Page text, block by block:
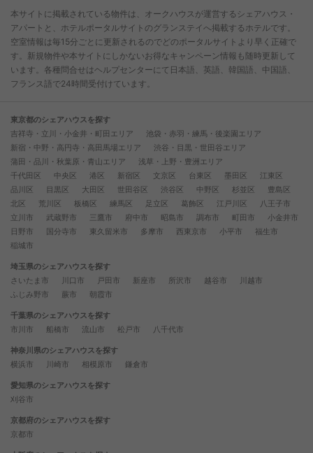
本サイトに掲載されている物件は、オークハウスが運営するシェアハウス・
アパートと、ホテルポータルサイトのグランステイへ掲載するホテルです。
空室情報は毎15分ごとに更新されるのでどのポータルサイトより早く正確で
す。新規物件や本サイトにしかないお得なキャンペーン情報も随時更新して
います。各種問合せはヘルプセンターにて日本語、英語、韓国語、中国語、
フランス語で24時間受付けています。
東京都のシェアハウスを探す
吉祥寺・立川・小金井・町田エリア
池袋・赤羽・練馬・後楽園エリア
新宿・中野・高円寺・高田馬場エリア
渋谷・目黒・世田谷エリア
蒲田・品川・秋葉原・青山エリア
浅草・上野・豊洲エリア
千代田区
中央区 港区 新宿区 文京区 台東区 墨田区
江東区
品川区
目黒区 大田区 世田谷区 渋谷区 中野区 杉並区
豊島区
北区
荒川区 板橋区 練馬区 足立区 葛飾区 江戸川区
八王子市
立川市
武蔵野市 三鷹市 府中市 昭島市 調布市 町田市
小金井市
日野市
国分寺市 東久留米市 多摩市 西東京市 小平市
福生市
稲城市
埼玉県のシェアハウスを探す
さいたま市
川口市 戸田市 新座市 所沢市 越谷市
川越市
ふじみ野市
蕨市 朝霞市
千葉県のシェアハウスを探す
市川市
船橋市 流山市 松戸市 八千代市
神奈川県のシェアハウスを探す
横浜市
川崎市 相模原市 鎌倉市
愛知県のシェアハウスを探す
刈谷市
京都府のシェアハウスを探す
京都市